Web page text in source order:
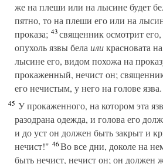
же на плеши или на лысине будет
пятно, то на плеши его или на
проказа; 43священник осмотрит
опухоль язвы бела иликрасновата
лысине его, видом похожа на
прокаженный, нечист он;
его нечистым, у него на голове язва.
45 У прокаженного, на котором эта
разодрана одежда, и голова его
и до уст он должен быть закрыт и
нечист!" 46Во все дни, доколе на
быть нечист, нечист он; он должен